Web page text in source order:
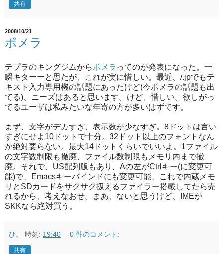
共有
2008/10/21
ポメラ
テプラのキングジムからポメラ ってのが発表になった。一
瞬キターーと思たが、これが実に惜しい。最近、/.jpでもテ
キスト入力専用機の話題にあったけど(今ポメラの話題も出
てる)、ニーズはあると思います。けど、惜しい。欲しがっ
てるユーザは私みたいな年寄の方が多いはずです。
まず、文字がデカすぎ、表示数が少なすぎ。8ドットは言い
すぎにせよ10ドットで十分。32ドット以上のフォントなん
か絶対要らない。最大14ドットくらいでいいよ。1ファイル
の文字数制限も撤廃、ファイル数制限もメモリ内まで撤
廃。それで、US配列版もあり、Aの左がCtrlキー(に変更可
能)で、Emacsキーバインドにも変更可能、これで内蔵メモ
リとSDカードをサクサク扱えるファイラー搭載してたら売
れるから、考えなおせ。まあ、ないと思うけど、IMEが
SKKなら絶対買う。
ひ。 時刻: 19:40 0 件のコメント:
共有